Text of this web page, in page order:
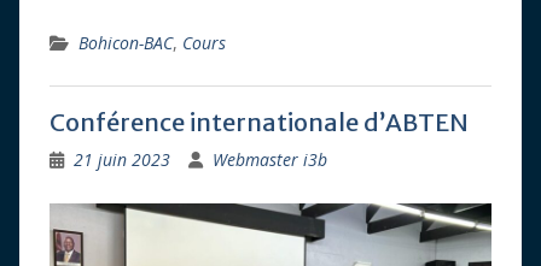
Bohicon-BAC, Cours
Conférence internationale d’ABTEN
21 juin 2023 Webmaster i3b